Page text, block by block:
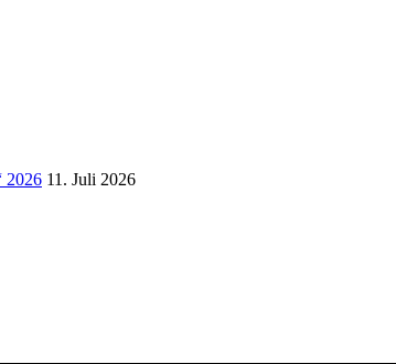
2026 11. Juli 2026